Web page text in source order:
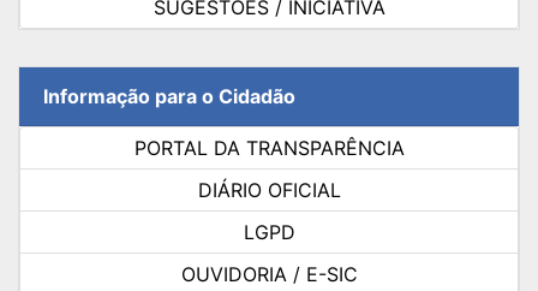
SUGESTÕES / INICIATIVA
Informação para o Cidadão
PORTAL DA TRANSPARÊNCIA
DIÁRIO OFICIAL
LGPD
OUVIDORIA / E-SIC